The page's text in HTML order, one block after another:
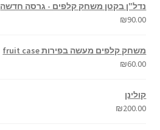
נדל"ן בקטן משחק קלפים - גרסה חדשה
₪90.00
משחק קלפים מעשה בפירות fruit case
₪60.00
קולינן
₪200.00